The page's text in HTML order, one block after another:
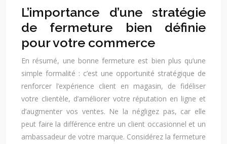
L’importance d’une stratégie
de fermeture bien définie
pour votre commerce
En résumé, une bonne fermeture est bien plus qu’une
simple formalité : c’est une opportunité stratégique de
renforcer l’expérience client en magasin, de fidéliser
votre clientèle, d’améliorer votre réputation en ligne et
d’augmenter vos ventes. Ne la négligez pas, car elle
peut faire la différence entre un client occasionnel et un
ambassadeur de votre marque. Considérez la fermeture